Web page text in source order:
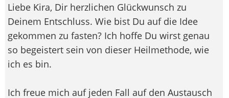
Liebe Kira, Dir herzlichen Glückwunsch zu
Deinem Entschluss. Wie bist Du auf die Idee
gekommen zu fasten? Ich hoffe Du wirst genau
so begeistert sein von dieser Heilmethode, wie
ich es bin.
Ich freue mich auf jeden Fall auf den Austausch